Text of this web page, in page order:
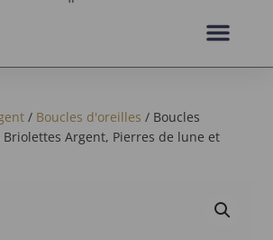
/ Boucles d'oreilles / Boucles
Briolettes Argent, Pierres de lune et